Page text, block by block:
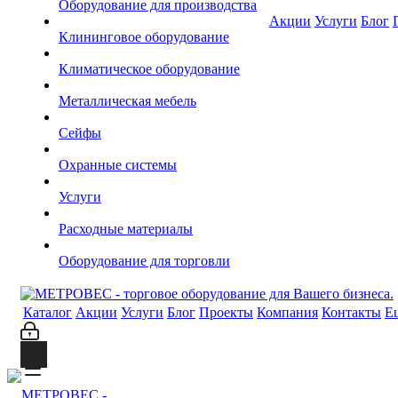
Оборудование для производства
Клининговое оборудование
Климатическое оборудование
Металлическая мебель
Сейфы
Охранные системы
Услуги
Расходные материалы
Оборудование для торговли
Акции Услуги Блог
Каталог Акции Услуги Блог Проекты Компания Контакты